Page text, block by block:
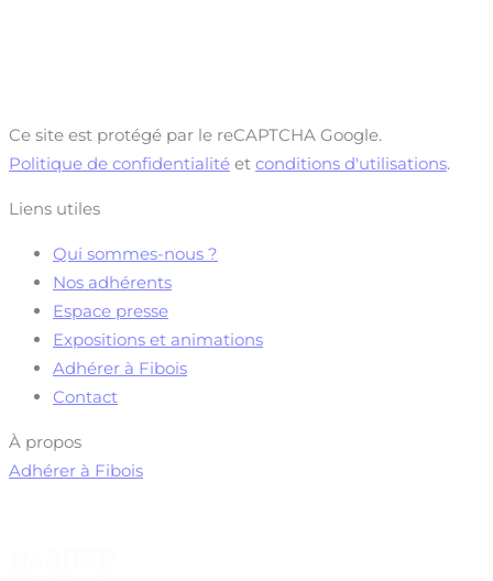
Ce site est protégé par le reCAPTCHA Google.
Politique de confidentialité et conditions d'utilisations.
Liens utiles
Qui sommes-nous ?
Nos adhérents
Espace presse
Expositions et animations
Adhérer à Fibois
Contact
À propos
Adhérer à Fibois